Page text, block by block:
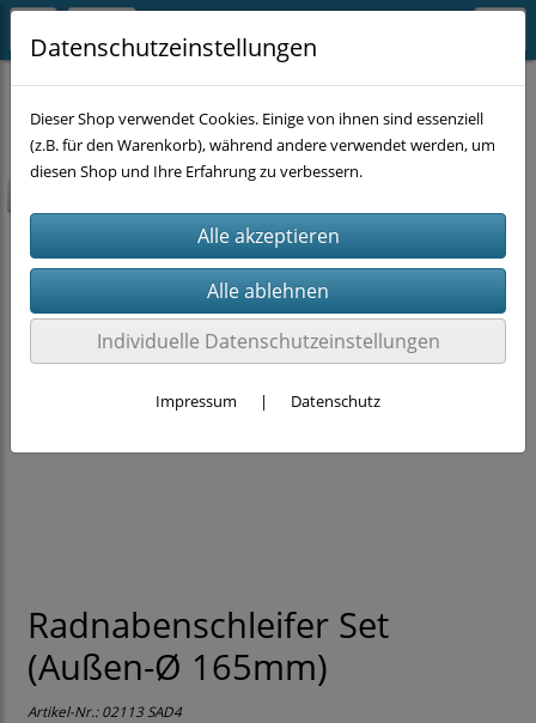
EINZELSTÜCKE
Radnabenschleifer Set
(Außen-Ø 165mm)
Artikel-Nr.:02113 SAD4
Datenschutzeinstellungen
Dieser Shop verwendet Cookies. Einige von ihnen sind essenziell
(z.B. für den Warenkorb), während andere verwendet werden, um
diesen Shop und Ihre Erfahrung zu verbessern.
Individuelle Datenschutzeinstellungen
Impressum | Datenschutz